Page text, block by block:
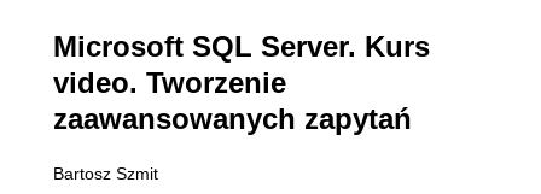
Microsoft SQL Server. Kurs
video. Tworzenie
zaawansowanych zapytań
Bartosz Szmit